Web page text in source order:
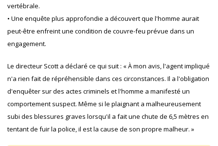
vertébrale.
• Une enquête plus approfondie a découvert que l'homme aurait
peut-être enfreint une condition de couvre-feu prévue dans un
engagement.
Le directeur Scott a déclaré ce qui suit : « À mon avis, l'agent impliqué
n'a rien fait de répréhensible dans ces circonstances. Il a l'obligation
d'enquêter sur des actes criminels et l'homme a manifesté un
comportement suspect. Même si le plaignant a malheureusement
subi des blessures graves lorsqu'il a fait une chute de 6,5 mètres en
tentant de fuir la police, il est la cause de son propre malheur. »